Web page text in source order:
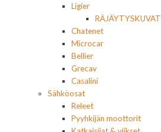
Ligier
RÄJÄYTYSKUVAT
Chatenet
Microcar
Bellier
Grecav
Casalini
Sähköosat
Releet
Pyyhkijän moottorit